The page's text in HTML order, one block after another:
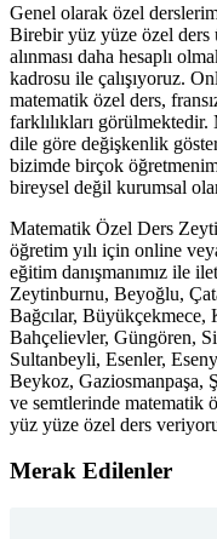
Genel olarak özel
Birebir yüz yüze özel ders
alınması daha hesaplı
kadrosu ile çalışıyoruz.
matematik özel ders,
farklılıkları
dile göre değişkenlik
bizimde birçok
bireysel değil kurumsal
Matematik Özel Ders
öğretim yılı için online
eğitim danışmanımız ile
Zeytinburnu, Beyoğlu,
Bağcılar, Büyükçekmece,
Bahçelievler, Güngören,
Sultanbeyli, Esenler,
Beykoz, Gaziosmanpaşa,
ve semtlerinde matematik
yüz yüze özel ders
Merak Edilenler